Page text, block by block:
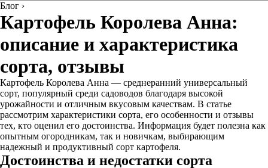
Блог ›
Картофель Королева Анна:
описание и характеристика
сорта, отзывы
Картофель Королева Анна — среднеранний универсальный
сорт, популярный среди садоводов благодаря высокой
урожайности и отличным вкусовым качествам. В статье
рассмотрим характеристики сорта, его особенности и отзывы
тех, кто оценил его достоинства. Информация будет полезна как
опытным огородникам, так и новичкам, выбирающим
надежный и продуктивный сорт картофеля.
Достоинства и недостатки сорта